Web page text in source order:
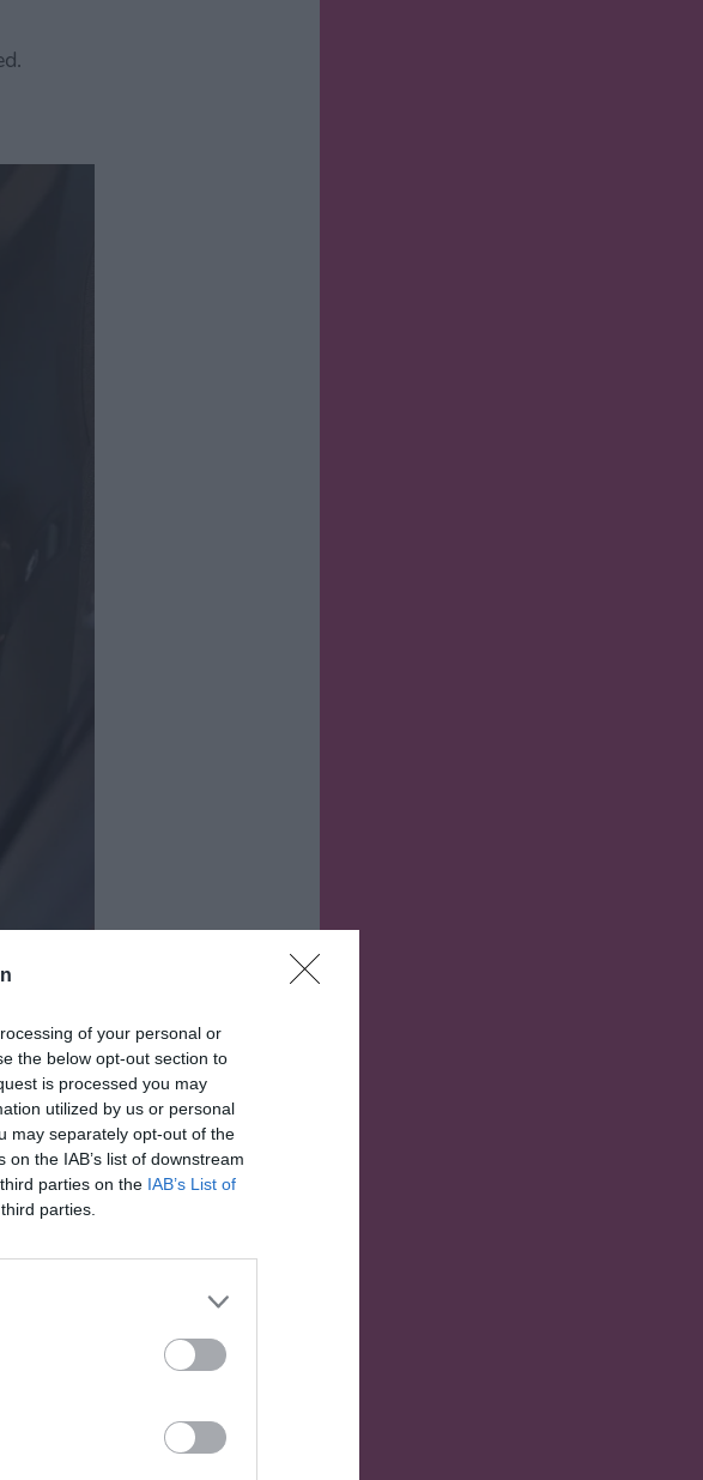
of your personal or
the below opt-out section to
is processed you may
utilized by us or personal
may separately opt-out of the
the IAB’s list of downstream
parties on the IAB’s List of
parties.
smart
sakerna